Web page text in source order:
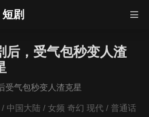
短剧
后，受气包秒变人渣
受气包秒变人渣克星
/ 中国大陆 / 女频 奇幻 现代/ 普通话